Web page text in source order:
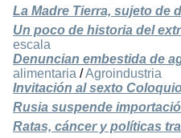
La Madre Tierra, sujeto de
Un poco de historia del
escala
Denuncian embestida de
alimentaria /Agroindustria
Invitación al sexto
Rusia suspende
Ratas, cáncer y políticas